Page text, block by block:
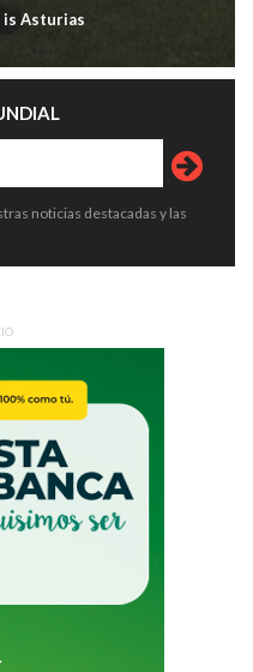
is Asturias
noticias destacadas y las